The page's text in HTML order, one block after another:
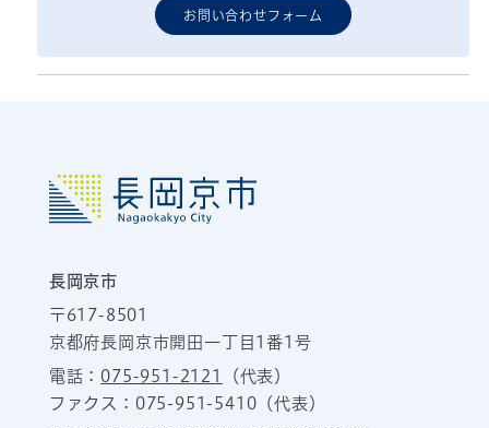
お問い合わせフォーム
長岡京市
〒617-8501
京都府長岡京市開田一丁目1番1号
電話：075-951-2121
（代表）
ファクス：075-951-5410（代表）